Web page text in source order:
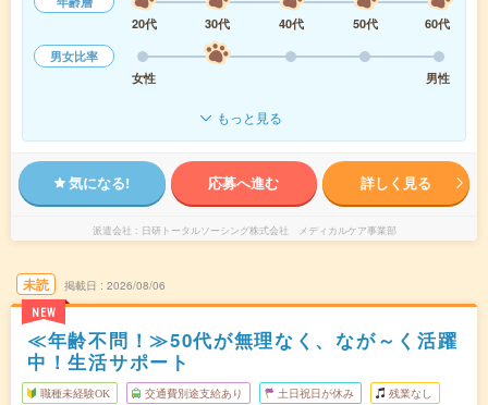
20代
30代 40代 50代
60代
男女比率
女性
男性
もっと見る
気になる! 応募へ進む 詳しく見る
派遣会社 日研トータルソーシング株式会社 メディカルケア事業部
未読
NEW
掲載日 2026/08/06
≪年齢不問！≫50代が無理なく、なが～く活躍
中！生活サポート
職種未経験OK 交通費別途支給あり 土日祝日が休み 残業なし